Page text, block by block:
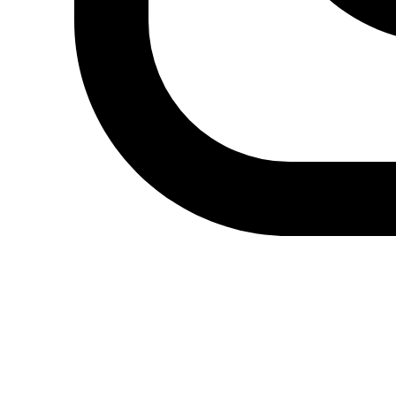
son “fútiles” y que la nueva legislación es un logro ya que
“organiza un mecanismo ausente durante décadas.” “La
sociedad quiere esta ley y nosotros tenemos que
aprobarla” añadió.
Los periodistas contestan
Los periodistas han sido muy críticos con la nueva ley.